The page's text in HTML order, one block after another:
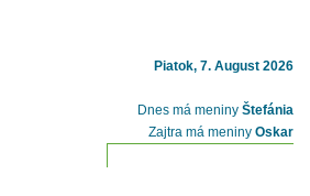
Piatok, 7. August 2026
Dnes má meniny Štefánia
Zajtra má meniny Oskar